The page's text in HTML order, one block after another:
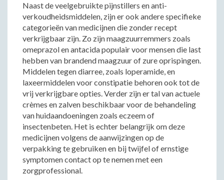
Naast de veelgebruikte pijnstillers en anti-
verkoudheidsmiddelen, zijn er ook andere specifieke
categorieën van medicijnen die zonder recept
verkrijgbaar zijn. Zo zijn maagzuurremmers zoals
omeprazol en antacida populair voor mensen die last
hebben van brandend maagzuur of zure oprispingen.
Middelen tegen diarree, zoals loperamide, en
laxeermiddelen voor constipatie behoren ook tot de
vrij verkrijgbare opties. Verder zijn er tal van actuele
crèmes en zalven beschikbaar voor de behandeling
van huidaandoeningen zoals eczeem of
insectenbeten. Het is echter belangrijk om deze
medicijnen volgens de aanwijzingen op de
verpakking te gebruiken en bij twijfel of ernstige
symptomen contact op te nemen met een
zorgprofessional.